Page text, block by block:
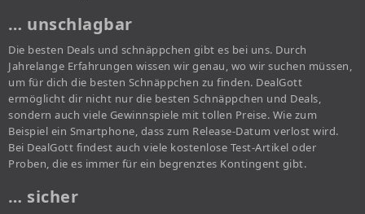
… unschlagbar
Die besten Deals und schnäppchen gibt es bei uns. Durch
Jahrelange Erfahrungen wissen wir genau, wo wir suchen müssen,
um für dich die besten Schnäppchen zu finden. DealGott
ermöglicht dir nicht nur die besten Schnäppchen und Deals,
sondern auch viele Gewinnspiele mit tollen Preise. Wie zum
Beispiel ein Smartphone, dass zum Release-Datum verlost wird.
Bei DealGott findest auch viele kostenlose Test-Artikel oder
Proben, die es immer für ein begrenztes Kontingent gibt.
… sicher